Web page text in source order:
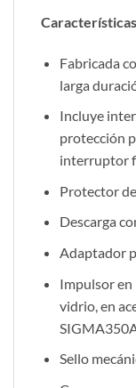
Características
Fabricada
larga
Incluye
protección
interruptor
Protector
Descarga
Adaptador
Impulsor en
vidrio, en
Sello